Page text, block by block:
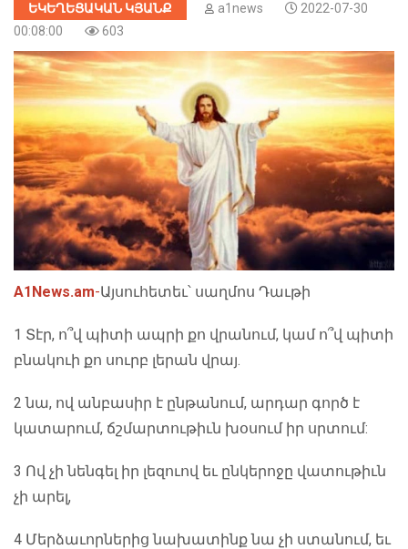
ԵԿԵՂԵՑԱԿԱՆ ԿՅԱՆՔ a1news
2022-07-30
00:08:00
603
A1News.am-Այսուհետեւ՝ սաղմոս Դաւթի
1 Տէր, ո՞վ պիտի ապրի քո վրանում, կամ ո՞վ պիտի
բնակուի քո սուրբ լերան վրայ.
2 նա, ով անբասիր է ընթանում, արդար գործ է
կատարում, ճշմարտութիւն խօսում իր սրտում:
3 Ով չի նենգել իր լեզուով եւ ընկերոջը վատութիւն
չի արել,
4 Մերձաւորներից նախատինք նա չի ստանում, եւ